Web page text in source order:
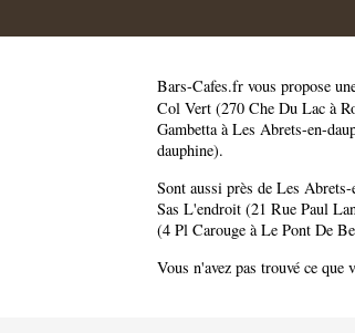
Bars-Cafes.fr vous propose
Col Vert (270 Che Du Lac à
Gambetta à Les Abrets-en-
dauphine).
Sont aussi près de Les Abrets-
Sas L'endroit (21 Rue Paul
(4 Pl Carouge à Le Pont De
Vous n'avez pas trouvé ce que